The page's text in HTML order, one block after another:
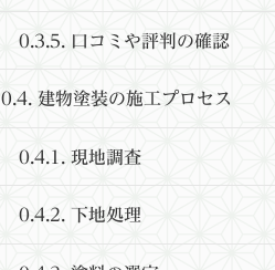
0.3.5. 口コミや評判の確認
0.4. 建物塗装の施工プロセス
0.4.1. 現地調査
0.4.2. 下地処理